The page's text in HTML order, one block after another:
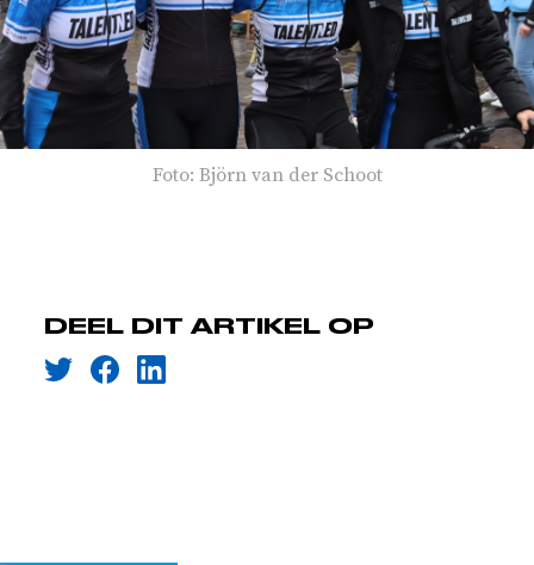
Foto: Björn van der Schoot
DEEL DIT ARTIKEL OP